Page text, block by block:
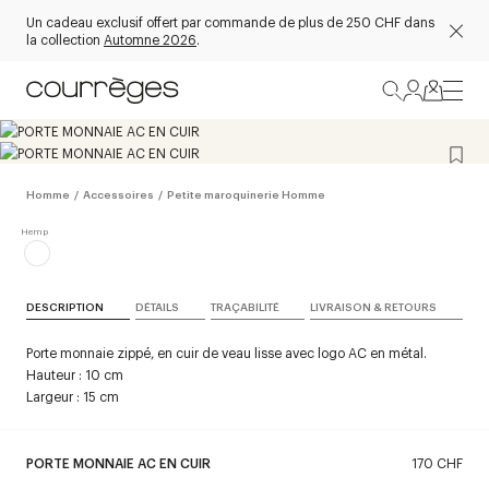
Un cadeau exclusif offert par commande de plus de 250 CHF dans
la collection Automne 2026.
Homme / Accessoires / Petite maroquinerie Homme
PORTE MONNAIE AC EN CUIR 170 CHF
DESCRIPTION DÉTAILS TRAÇABILITÉ LIVRAISON & RETOURS
Porte monnaie zippé, en cuir de veau lisse avec logo AC en métal.
Hauteur : 10 cm
Largeur : 15 cm